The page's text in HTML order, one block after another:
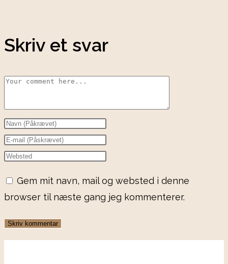
Skriv et svar
Gem mit navn, mail og websted i denne
browser til næste gang jeg kommenterer.